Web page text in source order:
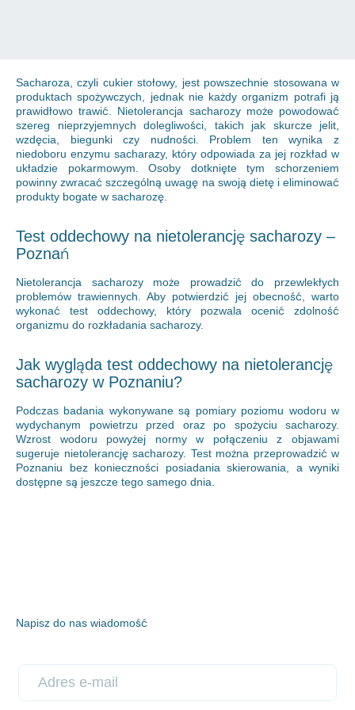
Sacharoza, czyli cukier stołowy, jest powszechnie stosowana w
produktach spożywczych, jednak nie każdy organizm potrafi ją
prawidłowo trawić. Nietolerancja sacharozy może powodować
szereg nieprzyjemnych dolegliwości, takich jak skurcze jelit,
wzdęcia, biegunki czy nudności. Problem ten wynika z
niedoboru enzymu sacharazy, który odpowiada za jej rozkład w
układzie pokarmowym. Osoby dotknięte tym schorzeniem
powinny zwracać szczególną uwagę na swoją dietę i eliminować
produkty bogate w sacharozę.
Test oddechowy na nietolerancję sacharozy –
Poznań
Nietolerancja sacharozy może prowadzić do przewlekłych
problemów trawiennych. Aby potwierdzić jej obecność, warto
wykonać test oddechowy, który pozwala ocenić zdolność
organizmu do rozkładania sacharozy.
Jak wygląda test oddechowy na nietolerancję
sacharozy w Poznaniu?
Podczas badania wykonywane są pomiary poziomu wodoru w
wydychanym powietrzu przed oraz po spożyciu sacharozy.
Wzrost wodoru powyżej normy w połączeniu z objawami
sugeruje nietolerancję sacharozy. Test można przeprowadzić w
Poznaniu bez konieczności posiadania skierowania, a wyniki
dostępne są jeszcze tego samego dnia.
Napisz do nas wiadomość